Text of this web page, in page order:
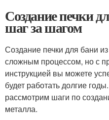
Создание печки
шаг за шагом
Создание печки для бани
сложным процессом, но с
инструкцией вы можете
будет работать долгие
рассмотрим шаги по
металла.